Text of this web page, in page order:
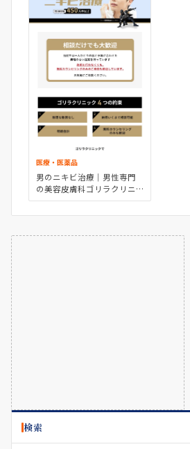
医療・医薬品
男のニキビ治療｜男性専門
の美容皮膚科ゴリラクリニ
ック
検索